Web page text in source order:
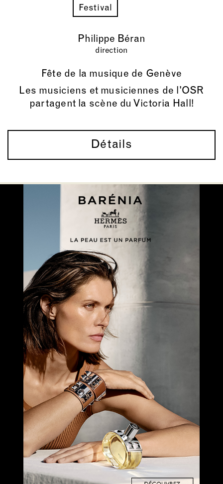
Détails
Festival
Philippe Béran
direction
Fête de la musique de Genève
Les musiciens et musiciennes de l'OSR
partagent la scène du Victoria Hall!